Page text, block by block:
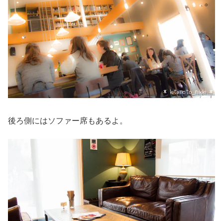
後ろ側にはソファー席もあるよ。